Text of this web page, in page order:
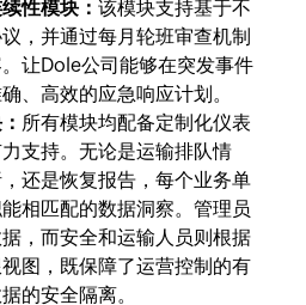
性模块：该模块支持基于不
，并通过每月轮班审查机制
让Dole公司能够在突发事件
、高效的应急响应计划。
所有模块均配备定制化仪表
支持。无论是运输排队情
还是恢复报告，每个业务单
相匹配的数据洞察。管理员
，而安全和运输人员则根据
图，既保障了运营控制的有
的安全隔离。